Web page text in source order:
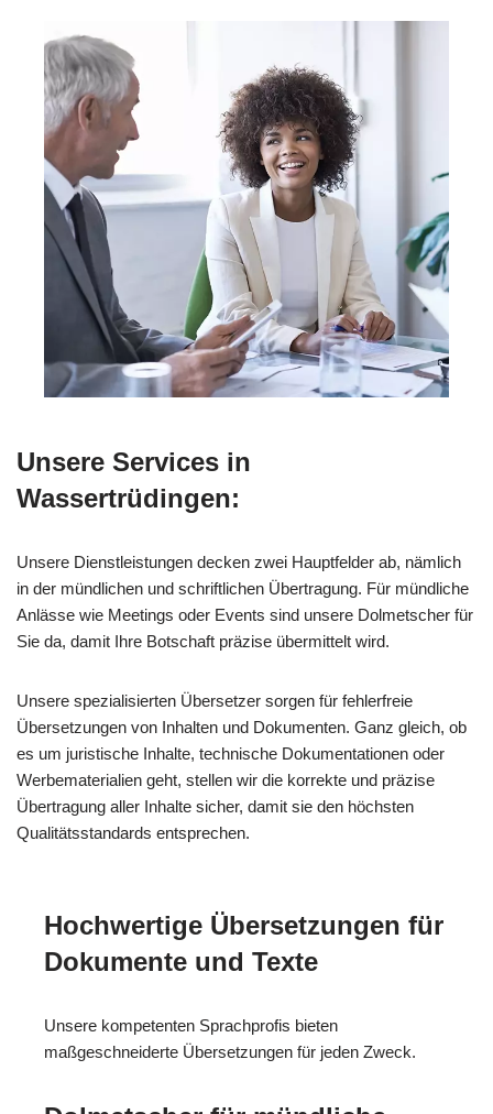
Unsere Services in
Wassertrüdingen:
Unsere Dienstleistungen decken zwei Hauptfelder ab, nämlich
in der mündlichen und schriftlichen Übertragung. Für mündliche
Anlässe wie Meetings oder Events sind unsere Dolmetscher für
Sie da, damit Ihre Botschaft präzise übermittelt wird.
Unsere spezialisierten Übersetzer sorgen für fehlerfreie
Übersetzungen von Inhalten und Dokumenten. Ganz gleich, ob
es um juristische Inhalte, technische Dokumentationen oder
Werbematerialien geht, stellen wir die korrekte und präzise
Übertragung aller Inhalte sicher, damit sie den höchsten
Qualitätsstandards entsprechen.
Hochwertige Übersetzungen für
Dokumente und Texte
Unsere kompetenten Sprachprofis bieten
maßgeschneiderte Übersetzungen für jeden Zweck.